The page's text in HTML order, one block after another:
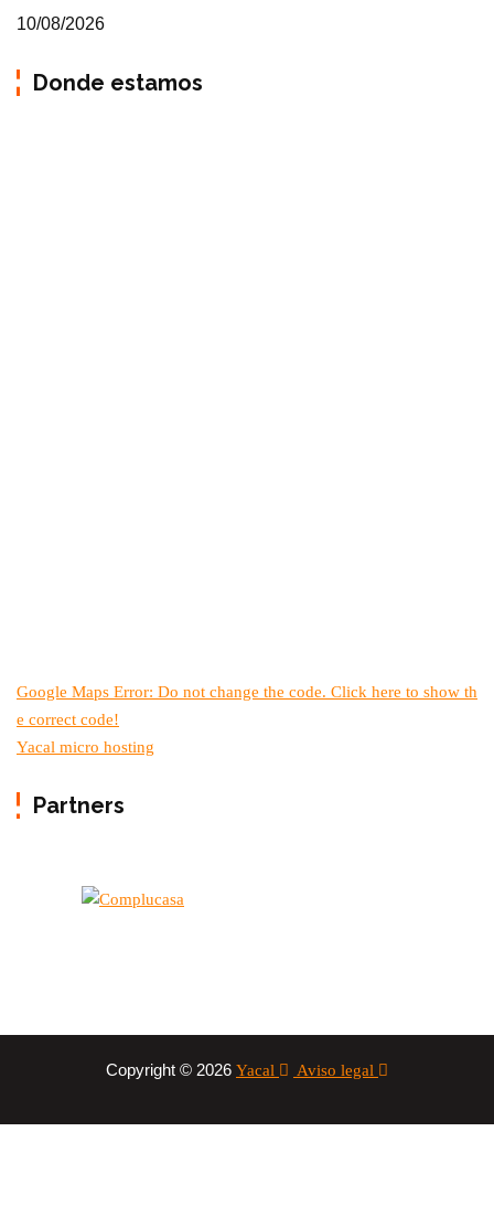
10/08/2026
Donde estamos
Google Maps Error: Do not change the code. Click here to show th
e correct code!
Yacal micro hosting
Partners
Copyright © 2026 Yacal Aviso legal